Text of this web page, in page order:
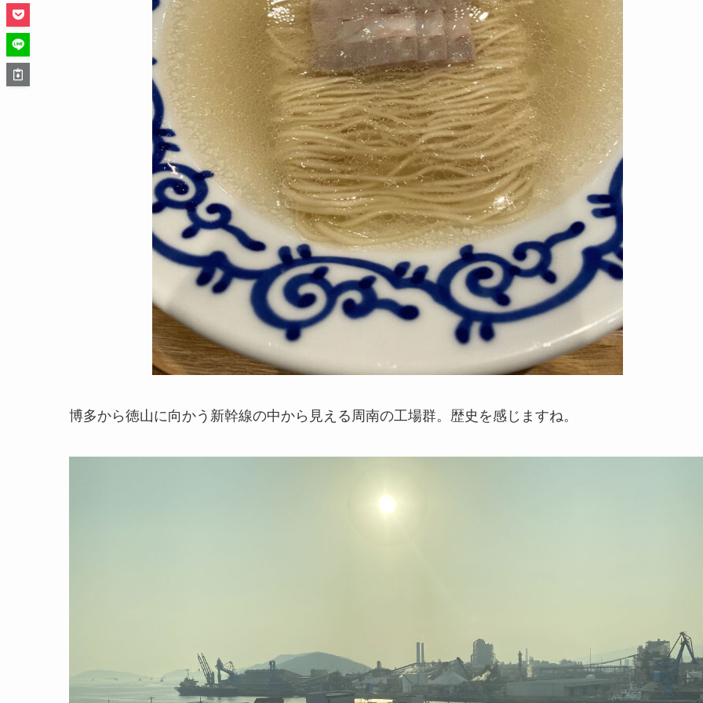
博多から徳山に向かう新幹線の中から見える周南の工場群。歴史を感じますね。